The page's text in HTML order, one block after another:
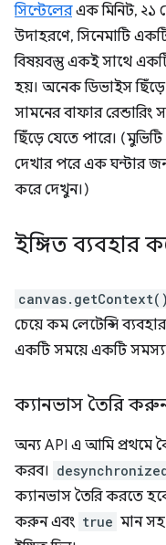
সিন্টেলেরএক মিনিট, ২১
উদাহরণে, সিনেমাটি
বিষয়বস্তু একই সাথে
হয়। অনেক ডিভাইস ছিঁড়ে
সামনের বাফার
ছিঁড়ে যেতে পারে।
দেখার পরে এক ঘন্টার
করে দেখুন।)
ইঙ্গিত ব্যবহার
canvas.getContext()
চেয়ে কম লেটেন্সি
একটি সময়ে একটি
ক্যানভাস তৈরি
অন্য API এ আমি প্রথমে
করব।
ক্যানভাস তৈরি করতে
করুন এবং true মান